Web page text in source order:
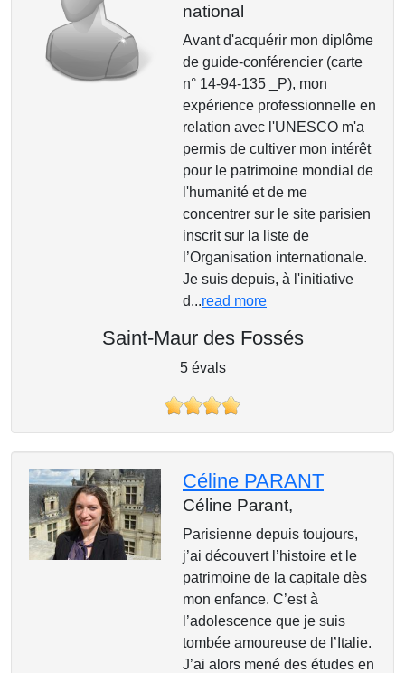
national
Avant d'acquérir mon diplôme
de guide-conférencier (carte
n° 14-94-135 _P), mon
expérience professionnelle en
relation avec l'UNESCO m'a
permis de cultiver mon intérêt
pour le patrimoine mondial de
l'humanité et de me
concentrer sur le site parisien
inscrit sur la liste de
l’Organisation internationale.
Je suis depuis, à l'initiative
d...read more
Saint-Maur des Fossés
5 évals
Céline PARANT
Céline Parant,
Parisienne depuis toujours,
j’ai découvert l’histoire et le
patrimoine de la capitale dès
mon enfance. C’est à
l’adolescence que je suis
tombée amoureuse de l’Italie.
J’ai alors mené des études en